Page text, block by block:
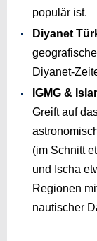
populär ist.
Diyanet
Diyanet-
IGMG &
Greift auf
(im Schnitt
und Ischa
Regionen
nautischer